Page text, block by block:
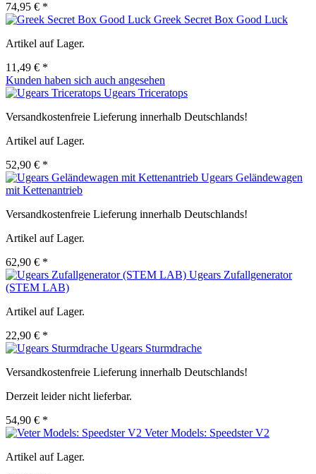
74,95 € *
Greek Secret Box Good Luck
Artikel auf Lager.
11,49 € *
Kunden haben sich auch angesehen
Ugears Triceratops
Versandkostenfreie Lieferung innerhalb Deutschlands!
Artikel auf Lager.
52,90 € *
Ugears Geländewagen
mit Kettenantrieb
Versandkostenfreie Lieferung innerhalb Deutschlands!
Artikel auf Lager.
62,90 € *
Ugears Zufallgenerator
(STEM LAB)
Artikel auf Lager.
22,90 € *
Ugears Sturmdrache
Versandkostenfreie Lieferung innerhalb Deutschlands!
Derzeit leider nicht lieferbar.
54,90 € *
Veter Models: Speedster V2
Artikel auf Lager.